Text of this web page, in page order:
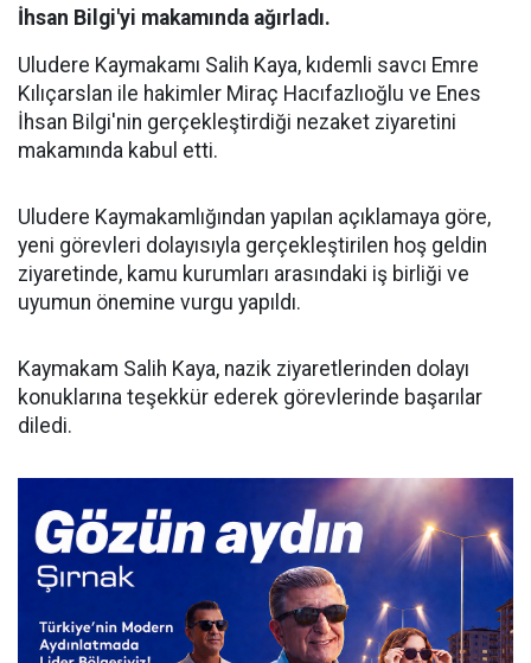
İhsan Bilgi'yi makamında ağırladı.
Uludere Kaymakamı Salih Kaya, kıdemli savcı Emre
Kılıçarslan ile hakimler Miraç Hacıfazlıoğlu ve Enes
İhsan Bilgi'nin gerçekleştirdiği nezaket ziyaretini
makamında kabul etti.
Uludere Kaymakamlığından yapılan açıklamaya göre,
yeni görevleri dolayısıyla gerçekleştirilen hoş geldin
ziyaretinde, kamu kurumları arasındaki iş birliği ve
uyumun önemine vurgu yapıldı.
Kaymakam Salih Kaya, nazik ziyaretlerinden dolayı
konuklarına teşekkür ederek görevlerinde başarılar
diledi.